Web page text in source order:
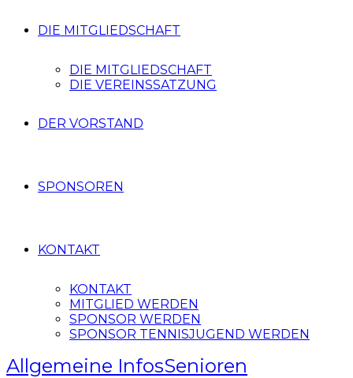
DIE MITGLIEDSCHAFT
DIE MITGLIEDSCHAFT
DIE VEREINSSATZUNG
DER VORSTAND
SPONSOREN
KONTAKT
KONTAKT
MITGLIED WERDEN
SPONSOR WERDEN
SPONSOR TENNISJUGEND WERDEN
Allgemeine InfosSenioren